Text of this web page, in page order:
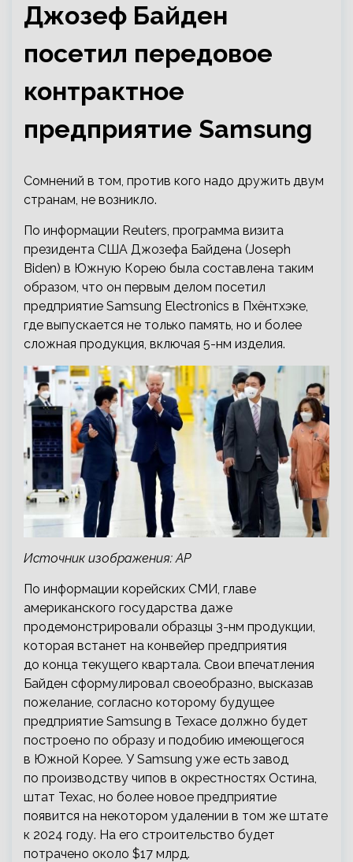
Джозеф Байден
посетил передовое
контрактное
предприятие Samsung
Сомнений в том, против кого надо дружить двум
странам, не возникло.
По информации Reuters, программа визита
президента США Джозефа Байдена (Joseph
Biden) в Южную Корею была составлена таким
образом, что он первым делом посетил
предприятие Samsung Electronics в Пхёнтхэке,
где выпускается не только память, но и более
сложная продукция, включая 5-нм изделия.
Источник изображения: AP
По информации корейских СМИ, главе
американского государства даже
продемонстрировали образцы 3-нм продукции,
которая встанет на конвейер предприятия
до конца текущего квартала. Свои впечатления
Байден сформулировал своеобразно, высказав
пожелание, согласно которому будущее
предприятие Samsung в Техасе должно будет
построено по образу и подобию имеющегося
в Южной Корее. У Samsung уже есть завод
по производству чипов в окрестностях Остина,
штат Техас, но более новое предприятие
появится на некотором удалении в том же штате
к 2024 году. На его строительство будет
потрачено около $17 млрд.